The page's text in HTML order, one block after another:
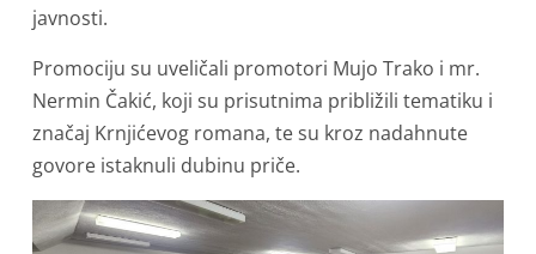
javnosti.
Promociju su uveličali promotori Mujo Trako i mr.
Nermin Čakić, koji su prisutnima približili tematiku i
značaj Krnjićevog romana, te su kroz nadahnute
govore istaknuli dubinu priče.